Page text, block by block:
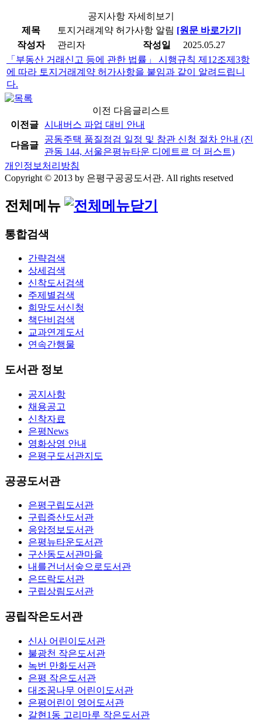
공지사항 자세히보기
제목
토지거래계약 허가사항 알림 [원문 바로가기]
작성자
관리자 작성일
2025.05.27
「부동산 거래신고 등에 관한 법률」 시행규칙 제12조제3항
에 따라 토지거래계약 허가사항을 붙임과 같이 알려드립니
다.
이전 다음글리스트
이전글
시내버스 파업 대비 안내
다음글
공동주택 품질점검 일정 및 참관 신청 절차 안내 (진
관동 144, 서울은평뉴타운 디에트르 더 퍼스트)
개인정보처리방침
Copyright © 2013 by 은평구공공도서관. All rights resetved
전체메뉴
통합검색
간략검색
상세검색
신착도서검색
주제별검색
희망도서신청
책단비검색
교과연계도서
연속간행물
도서관 정보
공지사항
채용공고
신착자료
은평News
영화상영 안내
은평구도서관지도
공공도서관
은평구립도서관
구립증산도서관
응암정보도서관
은평뉴타운도서관
구산동도서관마을
내를건너서숲으로도서관
은뜨락도서관
구립상림도서관
공립작은도서관
신사 어린이도서관
불광천 작은도서관
녹번 만화도서관
은평 작은도서관
대조꿈나무 어린이도서관
은평어린이 영어도서관
갈현1동 고리마루 작은도서관